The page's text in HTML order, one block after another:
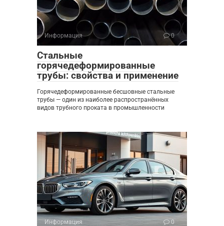
Информация 0
Стальные
горячедеформированные
трубы: свойства и применение
Горячедеформированные бесшовные стальные
трубы — один из наиболее распространённых
видов трубного проката в промышленности
Информация 0